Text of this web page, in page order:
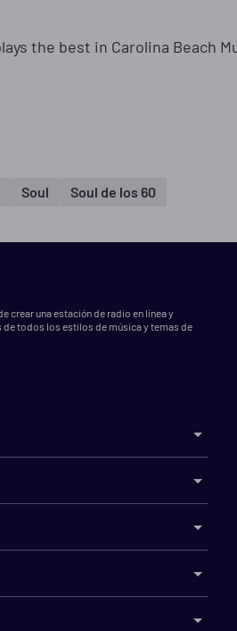
the best in Carolina Beach
Soul Soul de los 60
crear una estación de radio en línea y
todos los estilos de música y temas de